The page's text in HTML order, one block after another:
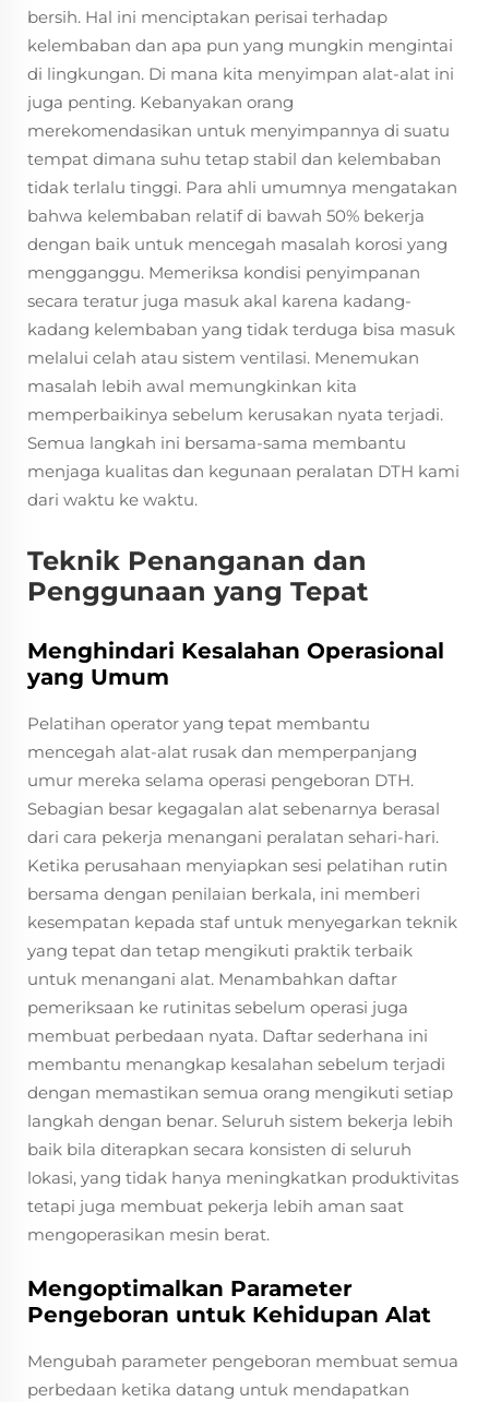
bersih. Hal ini menciptakan perisai terhadap
kelembaban dan apa pun yang mungkin mengintai
di lingkungan. Di mana kita menyimpan alat-alat ini
juga penting. Kebanyakan orang
merekomendasikan untuk menyimpannya di suatu
tempat dimana suhu tetap stabil dan kelembaban
tidak terlalu tinggi. Para ahli umumnya mengatakan
bahwa kelembaban relatif di bawah 50% bekerja
dengan baik untuk mencegah masalah korosi yang
mengganggu. Memeriksa kondisi penyimpanan
secara teratur juga masuk akal karena kadang-
kadang kelembaban yang tidak terduga bisa masuk
melalui celah atau sistem ventilasi. Menemukan
masalah lebih awal memungkinkan kita
memperbaikinya sebelum kerusakan nyata terjadi.
Semua langkah ini bersama-sama membantu
menjaga kualitas dan kegunaan peralatan DTH kami
dari waktu ke waktu.
Teknik Penanganan dan
Penggunaan yang Tepat
Menghindari Kesalahan Operasional
yang Umum
Pelatihan operator yang tepat membantu
mencegah alat-alat rusak dan memperpanjang
umur mereka selama operasi pengeboran DTH.
Sebagian besar kegagalan alat sebenarnya berasal
dari cara pekerja menangani peralatan sehari-hari.
Ketika perusahaan menyiapkan sesi pelatihan rutin
bersama dengan penilaian berkala, ini memberi
kesempatan kepada staf untuk menyegarkan teknik
yang tepat dan tetap mengikuti praktik terbaik
untuk menangani alat. Menambahkan daftar
pemeriksaan ke rutinitas sebelum operasi juga
membuat perbedaan nyata. Daftar sederhana ini
membantu menangkap kesalahan sebelum terjadi
dengan memastikan semua orang mengikuti setiap
langkah dengan benar. Seluruh sistem bekerja lebih
baik bila diterapkan secara konsisten di seluruh
lokasi, yang tidak hanya meningkatkan produktivitas
tetapi juga membuat pekerja lebih aman saat
mengoperasikan mesin berat.
Mengoptimalkan Parameter
Pengeboran untuk Kehidupan Alat
Mengubah parameter pengeboran membuat semua
perbedaan ketika datang untuk mendapatkan